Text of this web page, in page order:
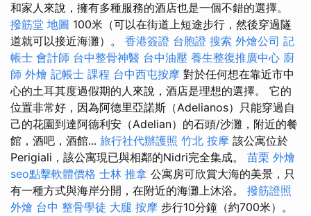
和家人來說，擁有多種服務的酒店也是一個不錯的選擇。
撥筋堂 地圖 100米（可以在街道上短途步行，然後穿過隧
道就可以接近海灘）。 香港簽證 台胞證 搜索 外燴公司 記
帳士 會計師 台中整骨神醫 台中油壓 養生整復推廣中心 廚
師 外燴 記帳士 課程 台中西屯按摩 對於任何想在靠近市中
心的土耳其度過假期的人來說，酒店是理想的選擇。 它的
位置非常好，因為阿德里亞諾斯（Adelianos）只能穿過自
己的花園到達阿德利安（Adelian）的石頭/沙灘，附近的餐
館，酒吧，酒館... 旅行社代辦護照 竹北 按摩 該公寓位於
Perigiali，該公寓現已與相鄰的Nidri完全集成。 苗栗 外燴
seo點擊軟體價格 士林 推拿 公寓房可欣賞大海的美景，只​​​​
有一種方式與海岸分開，在附近的海灘上沐浴。 撥筋證照
外燴 台中 整骨學徒 大腿 按摩 步行10分鐘（約700米）。